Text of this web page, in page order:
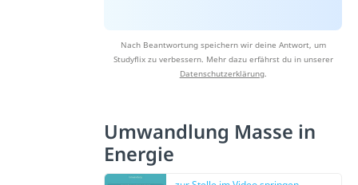
Nach Beantwortung speichern wir deine Antwort, um
Studyflix zu verbessern. Mehr dazu erfährst du in unserer
Datenschutzerklärung.
Umwandlung Masse in
Energie